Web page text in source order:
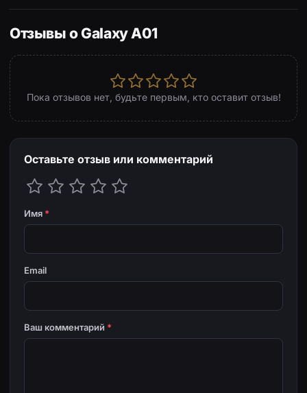
Отзывы о Galaxy A01
Пока отзывов нет, будьте первым, кто оставит отзыв!
Оставьте отзыв или комментарий
Имя *
Email
Ваш комментарий *